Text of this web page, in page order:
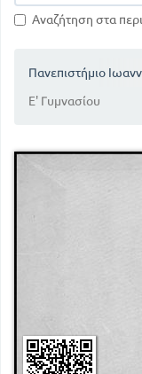
Αναζήτηση στα
Πανεπιστήμιο
Ε' Γυμνασίου